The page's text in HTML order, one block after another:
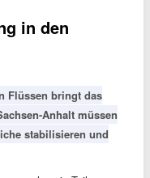
in den
Flüssen bringt das
Anhalt müssen
stabilisieren und